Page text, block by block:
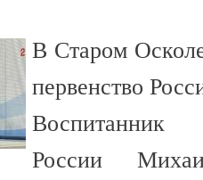
В Старом
первенство
Воспитанник
России